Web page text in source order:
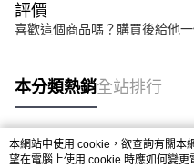
評價
喜歡這個商品嗎？購買後給他
本分類熱銷全站排行
熱門標籤
本網站中使用 cookie，欲查詢有關本
望在電腦上使用 cookie 時應如何變